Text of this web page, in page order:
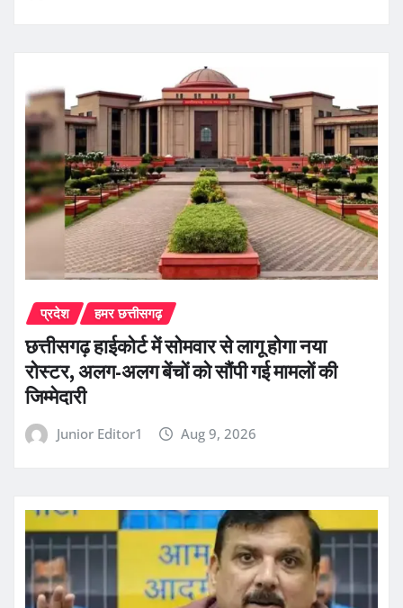
प्रदेश हमर छत्तीसगढ़
छत्तीसगढ़ हाईकोर्ट में सोमवार से लागू होगा नया
रोस्टर, अलग-अलग बेंचों को सौंपी गई मामलों की
जिम्मेदारी
Junior Editor1 Aug 9, 2026